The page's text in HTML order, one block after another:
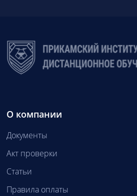
О компании
Документы
Акт проверки
Статьи
Правила оплаты